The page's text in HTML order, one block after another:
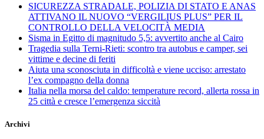
SICUREZZA STRADALE, POLIZIA DI STATO E ANAS
ATTIVANO IL NUOVO “VERGILIUS PLUS” PER IL
CONTROLLO DELLA VELOCITÀ MEDIA
Sisma in Egitto di magnitudo 5,5: avvertito anche al Cairo
Tragedia sulla Terni-Rieti: scontro tra autobus e camper, sei
vittime e decine di feriti
Aiuta una sconosciuta in difficoltà e viene ucciso: arrestato
l’ex compagno della donna
Italia nella morsa del caldo: temperature record, allerta rossa in
25 città e cresce l’emergenza siccità
Archivi